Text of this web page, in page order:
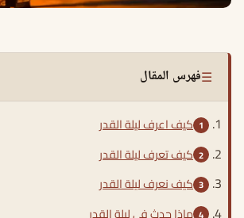
☰فهرس المقال
كيف اعرف ليلة القدر
كيف تعرف ليلة القدر
كيف نعرف ليلة القدر
ماذا حدث في ليلة القدر